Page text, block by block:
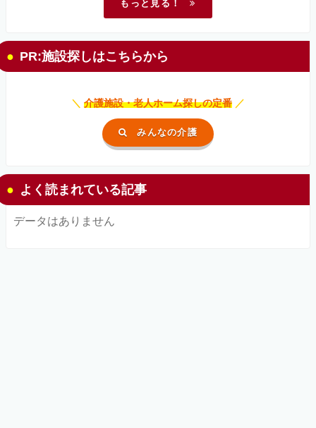
もっと見る！
PR:施設探しはこちらから
＼ 介護施設・老人ホーム探しの定番 ／
みんなの介護
よく読まれている記事
データはありません